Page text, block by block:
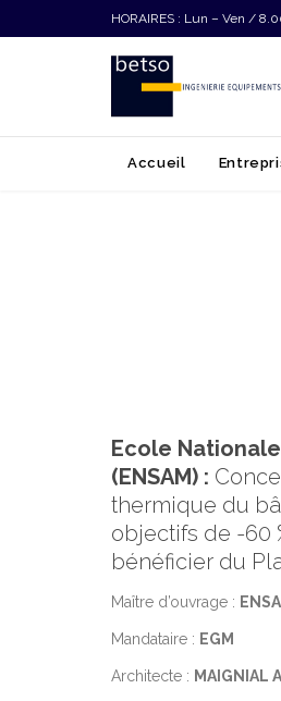
HORAIRES : Lun – Ven /
Accueil
Ecole
(ENSAM) :
thermique du
objectifs de -60
bénéficier du
Maître d’ouvrage :
Mandataire : EGM
Architecte : MAIGNIAL